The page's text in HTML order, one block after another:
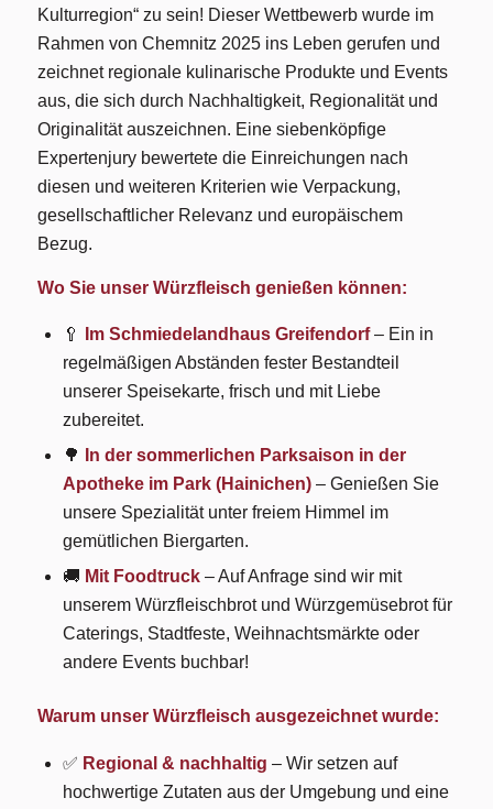
Kulturregion“ zu sein! Dieser Wettbewerb wurde im
Rahmen von Chemnitz 2025 ins Leben gerufen und
zeichnet regionale kulinarische Produkte und Events
aus, die sich durch Nachhaltigkeit, Regionalität und
Originalität auszeichnen. Eine siebenköpfige
Expertenjury bewertete die Einreichungen nach
diesen und weiteren Kriterien wie Verpackung,
gesellschaftlicher Relevanz und europäischem
Bezug.
Wo Sie unser Würzfleisch genießen können:
🥄 Im Schmiedelandhaus Greifendorf– Ein in
regelmäßigen Abständen fester Bestandteil
unserer Speisekarte, frisch und mit Liebe
zubereitet.
🌳
In der sommerlichen Parksaison in der
Apotheke im Park (Hainichen)– Genießen Sie
unsere Spezialität unter freiem Himmel im
gemütlichen Biergarten.
🚚 Mit Foodtruck– Auf Anfrage sind wir mit
unserem Würzfleischbrot und Würzgemüsebrot für
Caterings, Stadtfeste, Weihnachtsmärkte oder
andere Events buchbar!
Warum unser Würzfleisch ausgezeichnet wurde:
✅ Regional & nachhaltig – Wir setzen auf
hochwertige Zutaten aus der Umgebung und eine